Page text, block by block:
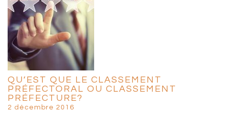
QU’EST QUE LE CLASSEMENT
PRÉFECTORAL OU CLASSEMENT
PRÉFECTURE?
2 décembre 2016